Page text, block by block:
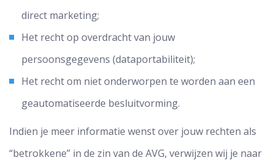
direct marketing;
Het recht op overdracht van jouw
persoonsgegevens (dataportabiliteit);
Het recht om niet onderworpen te worden aan een
geautomatiseerde besluitvorming.
Indien je meer informatie wenst over jouw rechten als
“betrokkene” in de zin van de AVG, verwijzen wij je naar